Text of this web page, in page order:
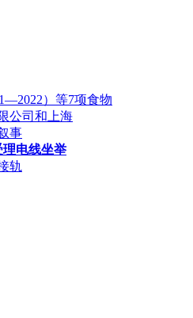
）等7项食物
公司和上海
事
理电线坐举
轨